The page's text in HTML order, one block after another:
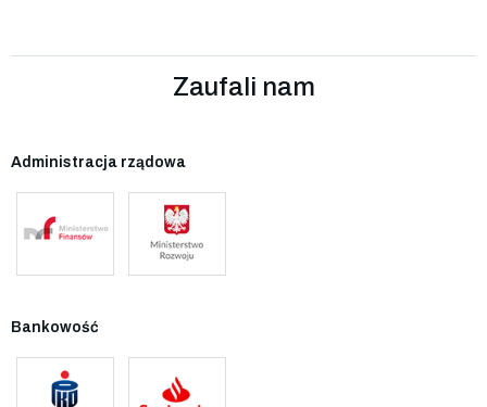
Zaufali nam
Administracja rządowa
Bankowość